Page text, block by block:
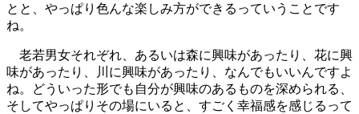
とと、やっぱり色んな楽しみ方ができるっていうことです
ね。
老若男女それぞれ、あるいは森に興味があったり、花に興
味があったり、川に興味があったり、なんでもいいんですよ
ね。どういった形でも自分が興味のあるものを深められる、
そしてやっぱりその場にいると、すごく幸福感を感じるって